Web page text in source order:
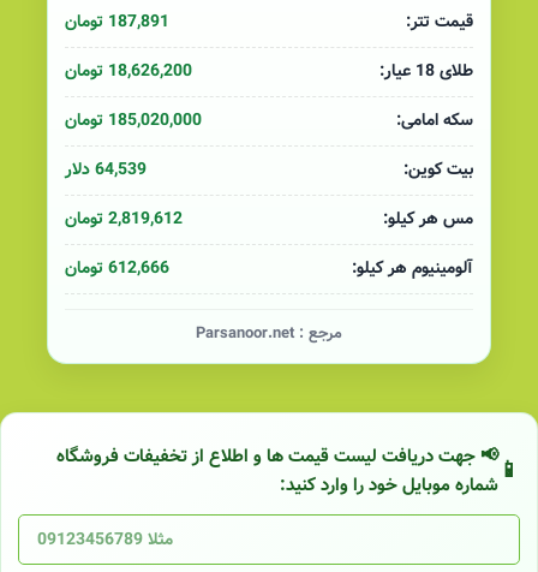
قیمت تتر:
187,891 تومان
طلای 18 عیار:
18,626,200 تومان
سکه امامی:
185,020,000 تومان
بیت کوین:
64,539 دلار
مس هر کیلو:
2,819,612 تومان
آلومینیوم هر کیلو:
612,666 تومان
مرجع : Parsanoor.net
📢 جهت دریافت لیست قیمت ها و اطلاع از تخفیفات فروشگاه
شماره موبایل خود را وارد کنید: